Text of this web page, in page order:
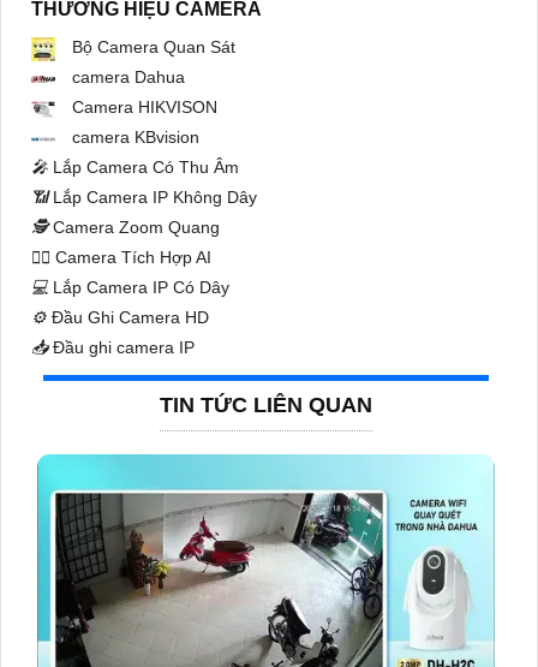
THƯƠNG HIỆU CAMERA
Bộ Camera Quan Sát
camera Dahua
Camera HIKVISON
camera KBvision
️🎤️ Lắp Camera Có Thu Âm
📶Lắp Camera IP Không Dây
🕵️Camera Zoom Quang
🧛‍♀️ Camera Tích Hợp AI
💻 Lắp Camera IP Có Dây
⚙️ Đầu Ghi Camera HD
📥Đầu ghi camera IP
TIN TỨC LIÊN QUAN